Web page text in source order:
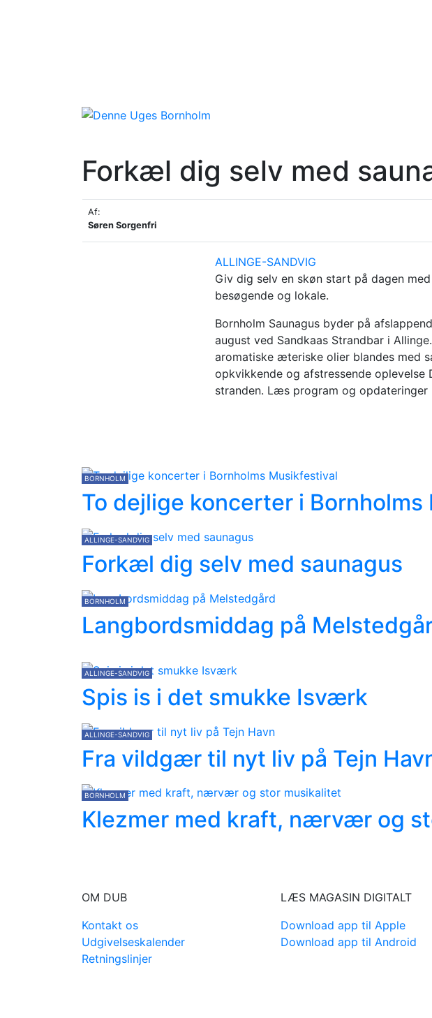
Forkæl dig selv med
Af:
Søren Sorgenfri
ALLINGE-SANDVIG
Giv dig selv en skøn start på dagen
besøgende og lokale.
Bornholm Saunagus byder på
august ved Sandkaas Strandbar i
aromatiske æteriske olier blandes med
opkvikkende og afstressende
stranden. Læs program og opdateringer
BORNHOLM
To dejlige koncerter i
ALLINGE-SANDVIG
Forkæl dig selv med saunagus
BORNHOLM
Langbordsmiddag på
ALLINGE-SANDVIG
Spis is i det smukke Isværk
ALLINGE-SANDVIG
Fra vildgær til nyt liv på Tejn
BORNHOLM
Klezmer med kraft, nærvær og
OM DUB
Kontakt os
Udgivelseskalender
Retningslinjer
LÆS MAGASIN DIGITALT
Download app til Apple
Download app til Android